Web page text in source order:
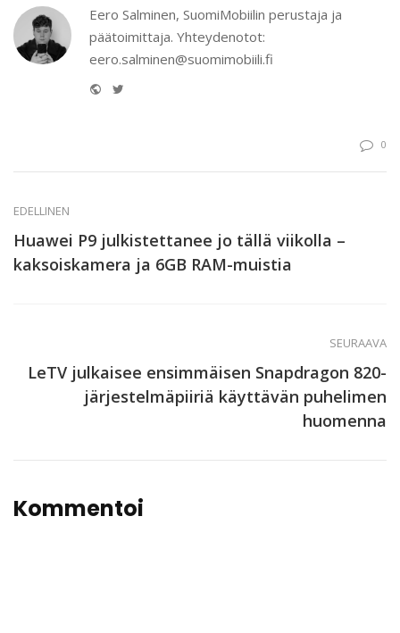
Eero Salminen, SuomiMobiilin perustaja ja
päätoimittaja. Yhteydenotot:
eero.salminen@suomimobiili.fi
Website
0
EDELLINEN
Huawei P9 julkistettanee jo tällä viikolla –
kaksoiskamera ja 6GB RAM-muistia
SEURAAVA
LeTV julkaisee ensimmäisen Snapdragon 820-
järjestelmäpiiriä käyttävän puhelimen
huomenna
Kommentoi